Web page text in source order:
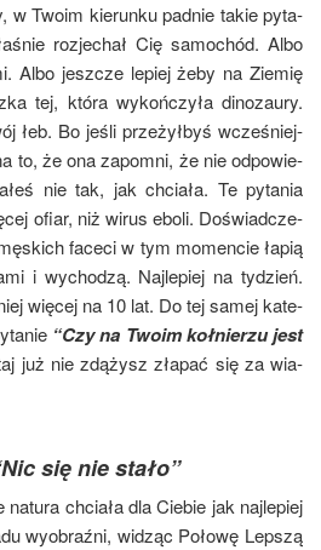
w Two­im kie­run­ku pad­nie takie pyta­
roz­je­chał Cię samo­chód. Albo
Albo jesz­cze lepiej żeby na Zie­mię
tej, któ­ra wykoń­czy­ła dino­zau­ry.
łeb. Bo jeśli prze­żył­byś wcze­śniej­
to, że ona zapo­mni, że nie odpo­wie­
nie tak, jak chcia­ła. Te pyta­nia
ofiar, niż wirus ebo­li. Doświad­cze­
face­ci w tym momen­cie łapią
i wycho­dzą. Naj­le­piej na tydzień.
wię­cej na 10 lat. Do tej samej kate­
“Czy na Two­im koł­nie­rzu jest
już nie zdą­żysz zła­pać się za wia­
się nie stało”
chcia­ła dla Cie­bie jak naj­le­piej
wyobraź­ni, widząc Poło­wę Lep­szą